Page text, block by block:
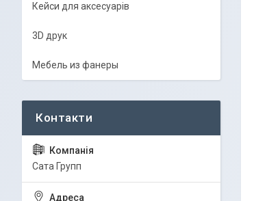
Кейси для аксесуарів
3D друк
Мебель из фанеры
Сата Групп